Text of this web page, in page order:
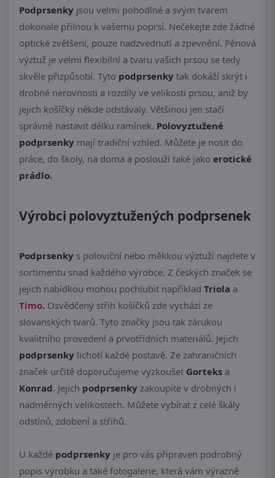
Podprsenky jsou velmi pohodlné a svým tvarem
dokonale přilnou k vašemu poprsí. Nečekejte zde žádné
optické zvětšení, pouze nadzvednutí a zpevnění. Pěnová
výztuž je velmi flexibilní a tvaru vašich prsou se tedy
skvěle přizpůsobí. Tyto podprsenky tak dokáží skrýt i
drobné nerovnosti a rozdíly ve velikosti prsou, aniž by
jejich košíčky někde odstávaly. Většinou jen stačí
správně nastavit délku ramínek. Polovyztužené
podprsenky mají tradiční vzhled. Můžete je nosit do
práce, do školy, na doma a poslouží také jako erotické
prádlo.
Výrobci polovyztužených podprsenek
Podprsenky s poloviční nebo měkkou výztuží najdete v
sortimentu snad každého výrobce. Z českých značek se
jejich nabídkou mohou pochlubit například Triola a
Timo. Osvědčený střih košíčků zde vychází ze
slovanských tvarů. Tyto značky jsou tak zárukou
kvalitního provedení a prvotřídních materiálů. Jejich
podprsenky lichotí každé postavě. Ze zahraničních
značek určitě doporučujeme vyzkoušet Gorteks a
Konrad. Jejich podprsenky zakoupíte v drobných i
nadměrných velikostech. Můžete vybírat z celé škály
odstínů, zdobení a střihů.
U každé podprsenky je pro vás připraven podrobný
popis výrobku a také fotogalerie, která vám výrazně